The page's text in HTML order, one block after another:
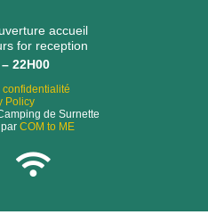
accueil
for reception
22H00
confidentialité
Policy
de Surnette
COM to ME